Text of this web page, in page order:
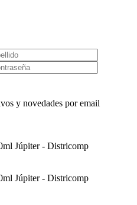
y novedades por email